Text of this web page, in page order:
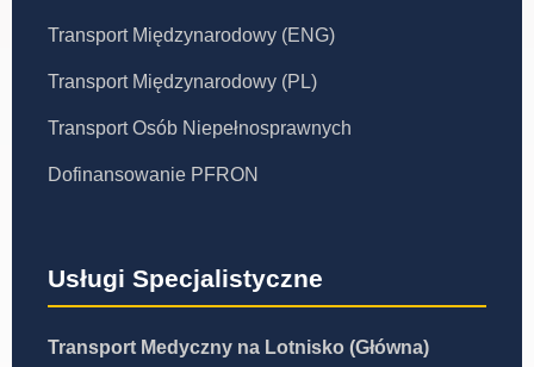
Transport Międzynarodowy (ENG)
Transport Międzynarodowy (PL)
Transport Osób Niepełnosprawnych
Dofinansowanie PFRON
Usługi Specjalistyczne
Transport Medyczny na Lotnisko (Główna)